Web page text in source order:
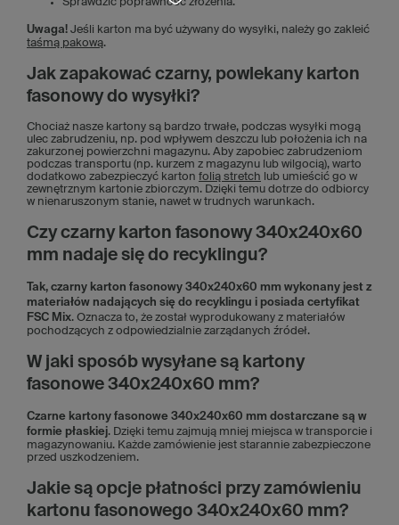
Uwaga! Jeśli karton ma być używany do wysyłki, należy go zakleić
taśmą pakową.
Jak zapakować czarny, powlekany karton
fasonowy do wysyłki?
Chociaż nasze kartony są bardzo trwałe, podczas wysyłki mogą
ulec zabrudzeniu, np. pod wpływem deszczu lub położenia ich na
zakurzonej powierzchni magazynu. Aby zapobiec zabrudzeniom
podczas transportu (np. kurzem z magazynu lub wilgocią), warto
dodatkowo zabezpieczyć karton folią stretch lub umieścić go w
zewnętrznym kartonie zbiorczym. Dzięki temu dotrze do odbiorcy
w nienaruszonym stanie, nawet w trudnych warunkach.
Czy czarny karton fasonowy 340x240x60
mm nadaje się do recyklingu?
Tak, czarny karton fasonowy 340x240x60 mm wykonany jest z
materiałów nadających się do recyklingu i posiada certyfikat
FSC Mix. Oznacza to, że został wyprodukowany z materiałów
pochodzących z odpowiedzialnie zarządanych źródeł.
W jaki sposób wysyłane są kartony
fasonowe 340x240x60 mm?
Czarne kartony fasonowe 340x240x60 mm dostarczane są w
formie płaskiej. Dzięki temu zajmują mniej miejsca w transporcie i
magazynowaniu. Każde zamówienie jest starannie zabezpieczone
przed uszkodzeniem.
Jakie są opcje płatności przy zamówieniu
kartonu fasonowego 340x240x60 mm?